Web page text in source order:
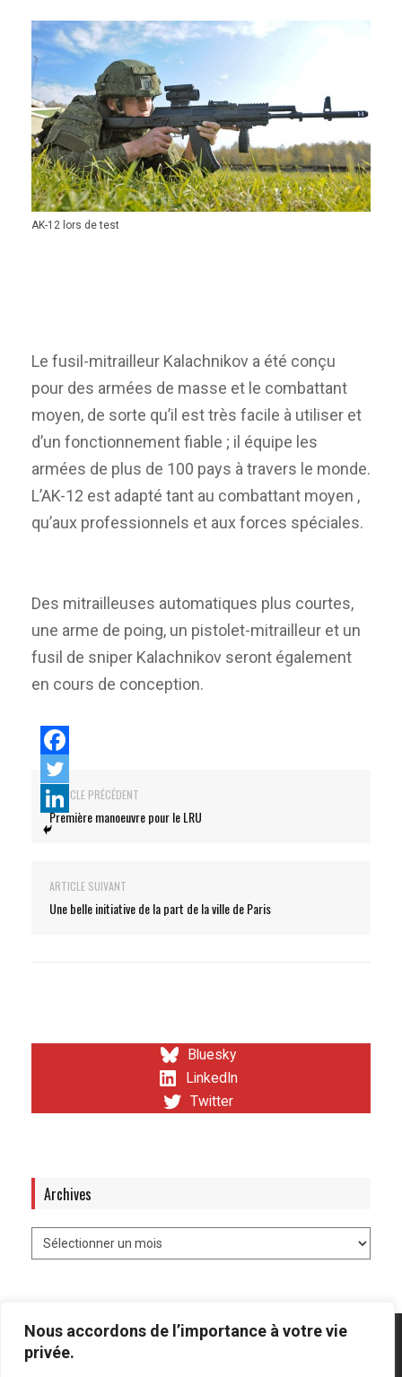
Nous accordons de l’importance à votre vie
privée.
AK-12 lors de test
Le fusil-mitrailleur Kalachnikov a été conçu
pour des armées de masse et le combattant
moyen, de sorte qu’il est très facile à utiliser et
d’un fonctionnement fiable ; il équipe les
armées de plus de 100 pays à travers le monde.
L’AK-12 est adapté tant au combattant moyen ,
qu’aux professionnels et aux forces spéciales.
Des mitrailleuses automatiques plus courtes,
une arme de poing, un pistolet-mitrailleur et un
fusil de sniper Kalachnikov seront également
en cours de conception.
ARTICLE PRÉCÉDENT
Première manoeuvre pour le LRU
ARTICLE SUIVANT
Une belle initiative de la part de la ville de Paris
Bluesky
LinkedIn
Twitter
Archives